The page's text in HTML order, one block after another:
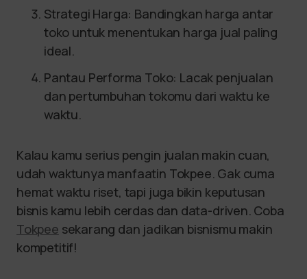
Strategi Harga: Bandingkan harga antar
toko untuk menentukan harga jual paling
ideal.
Pantau Performa Toko: Lacak penjualan
dan pertumbuhan tokomu dari waktu ke
waktu.
Kalau kamu serius pengin jualan makin cuan,
udah waktunya manfaatin Tokpee. Gak cuma
hemat waktu riset, tapi juga bikin keputusan
bisnis kamu lebih cerdas dan data-driven. Coba
Tokpee sekarang dan jadikan bisnismu makin
kompetitif!